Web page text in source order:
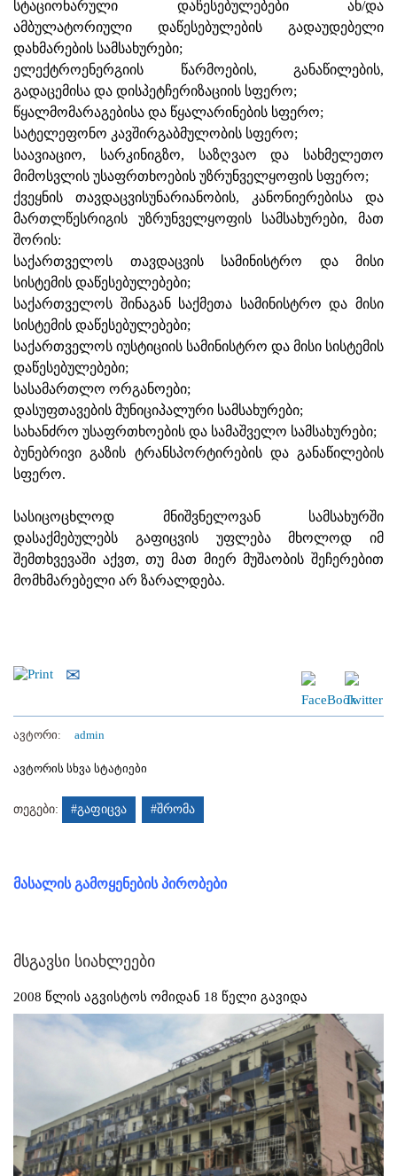
სტაციონარული დაწესებულებები ან/და
ამბულატორიული დაწესებულების გადაუდებელი
დახმარების სამსახურები;
ელექტროენერგიის წარმოების, განაწილების,
გადაცემისა და დისპეტჩერიზაციის სფერო;
წყალმომარაგებისა და წყალარინების სფერო;
სატელეფონო კავშირგაბმულობის სფერო;
საავიაციო, სარკინიგზო, საზღვაო და სახმელეთო
მიმოსვლის უსაფრთხოების უზრუნველყოფის სფერო;
ქვეყნის თავდაცვისუნარიანობის, კანონიერებისა და
მართლწესრიგის უზრუნველყოფის სამსახურები, მათ
შორის:
საქართველოს თავდაცვის სამინისტრო და მისი
სისტემის დაწესებულებები;
საქართველოს შინაგან საქმეთა სამინისტრო და მისი
სისტემის დაწესებულებები;
საქართველოს იუსტიციის სამინისტრო და მისი სისტემის
დაწესებულებები;
სასამართლო ორგანოები;
დასუფთავების მუნიციპალური სამსახურები;
სახანძრო უსაფრთხოების და სამაშველო სამსახურები;
ბუნებრივი გაზის ტრანსპორტირების და განაწილების
სფერო.
სასიცოცხლოდ მნიშვნელოვან სამსახურში
დასაქმებულებს გაფიცვის უფლება მხოლოდ იმ
შემთხვევაში აქვთ, თუ მათ მიერ მუშაობის შეჩერებით
მომხმარებელი არ ზარალდება.
ავტორი: admin
ავტორის სხვა სტატიები
თეგები: #გაფიცვა #შრომა
მასალის გამოყენების პირობები
მსგავსი სიახლეები
2008 წლის აგვისტოს ომიდან 18 წელი გავიდა